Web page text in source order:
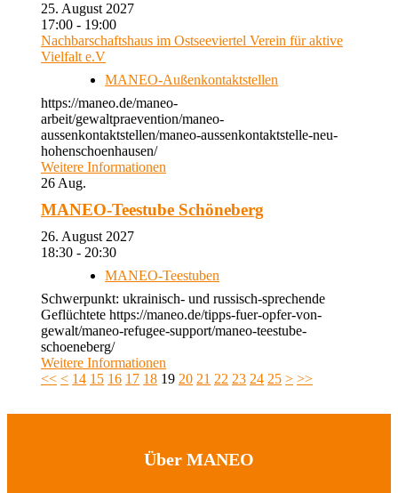
25. August 2027
17:00 - 19:00
Nachbarschaftshaus im Ostseeviertel Verein für aktive
Vielfalt e.V
MANEO-Außenkontaktstellen
https://maneo.de/maneo-
arbeit/gewaltpraevention/maneo-
aussenkontaktstellen/maneo-aussenkontaktstelle-neu-
hohenschoenhausen/
Weitere Informationen
26 Aug.
MANEO-Teestube Schöneberg
26. August 2027
18:30 - 20:30
MANEO-Teestuben
Schwerpunkt: ukrainisch- und russisch-sprechende
Geflüchtete https://maneo.de/tipps-fuer-opfer-von-
gewalt/maneo-refugee-support/maneo-teestube-
schoeneberg/
Weitere Informationen
<< < 14 15 16 17 18 19 20 21 22 23 24 25 > >>
Über MANEO